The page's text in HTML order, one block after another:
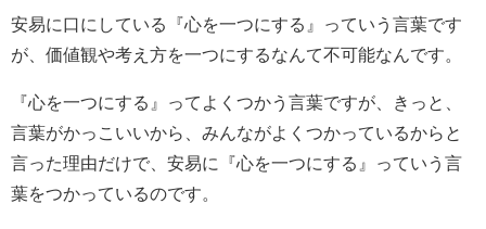
安易に口にしている『心を一つにする』っていう言葉です
が、価値観や考え方を一つにするなんて不可能なんです。
『心を一つにする』ってよくつかう言葉ですが、きっと、
言葉がかっこいいから、みんながよくつかっているからと
言った理由だけで、安易に『心を一つにする』っていう言
葉をつかっているのです。